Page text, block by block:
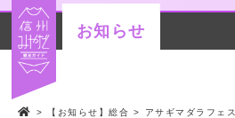
お知らせ
> 【お知らせ】総合 > アサギマダラフェス